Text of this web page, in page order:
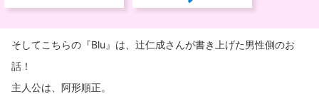
そしてこちらの『Blu』は、辻仁成さんが書き上げた男性側のお
話！
主人公は、阿形順正。